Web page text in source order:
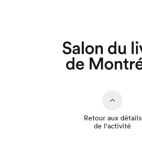
Retour aux détails
de l'activité